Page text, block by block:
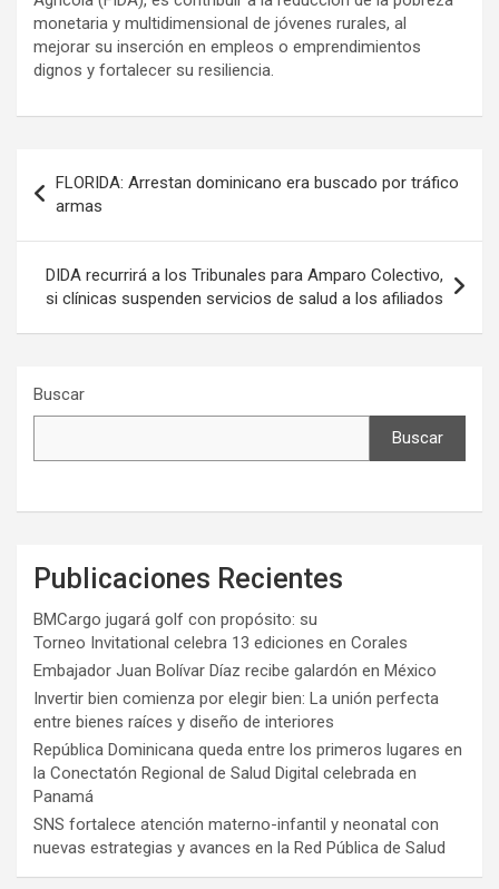
monetaria y multidimensional de jóvenes rurales, al
mejorar su inserción en empleos o emprendimientos
dignos y fortalecer su resiliencia.
de
entradas
FLORIDA: Arrestan dominicano era buscado por tráfico
armas
DIDA recurrirá a los Tribunales para Amparo Colectivo,
si clínicas suspenden servicios de salud a los afiliados
Buscar
Buscar
Publicaciones Recientes
BMCargo jugará golf con propósito: su
Torneo Invitational celebra 13 ediciones en Corales
Embajador Juan Bolívar Díaz recibe galardón en México
Invertir bien comienza por elegir bien: La unión perfecta
entre bienes raíces y diseño de interiores
República Dominicana queda entre los primeros lugares en
la Conectatón Regional de Salud Digital celebrada en
Panamá
SNS fortalece atención materno-infantil y neonatal con
nuevas estrategias y avances en la Red Pública de Salud